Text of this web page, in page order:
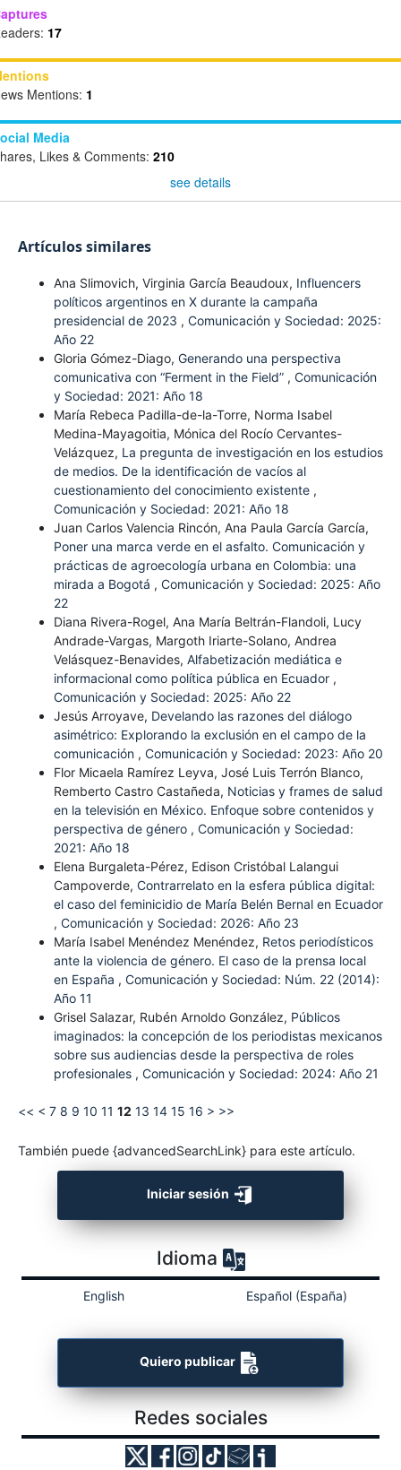
17
Mentions: 1
Media
Likes & Comments: 210
see details
Artículos similares
Ana Slimovich, Virginia García Beaudoux, Influencers
políticos argentinos en X durante la campaña
presidencial de 2023 , Comunicación y Sociedad: 2025:
Año 22
Gloria Gómez-Diago, Generando una perspectiva
comunicativa con “Ferment in the Field” , Comunicación
y Sociedad: 2021: Año 18
María Rebeca Padilla-de-la-Torre, Norma Isabel
Medina-Mayagoitia, Mónica del Rocío Cervantes-
Velázquez, La pregunta de investigación en los estudios
de medios. De la identificación de vacíos al
cuestionamiento del conocimiento existente ,
Comunicación y Sociedad: 2021: Año 18
Juan Carlos Valencia Rincón, Ana Paula García García,
Poner una marca verde en el asfalto. Comunicación y
prácticas de agroecología urbana en Colombia: una
mirada a Bogotá , Comunicación y Sociedad: 2025: Año
22
Diana Rivera-Rogel, Ana María Beltrán-Flandoli, Lucy
Andrade-Vargas, Margoth Iriarte-Solano, Andrea
Velásquez-Benavides, Alfabetización mediática e
informacional como política pública en Ecuador ,
Comunicación y Sociedad: 2025: Año 22
Jesús Arroyave, Develando las razones del diálogo
asimétrico: Explorando la exclusión en el campo de la
comunicación , Comunicación y Sociedad: 2023: Año 20
Flor Micaela Ramírez Leyva, José Luis Terrón Blanco,
Remberto Castro Castañeda, Noticias y frames de salud
en la televisión en México. Enfoque sobre contenidos y
perspectiva de género , Comunicación y Sociedad:
2021: Año 18
Elena Burgaleta-Pérez, Edison Cristóbal Lalangui
Campoverde, Contrarrelato en la esfera pública digital:
el caso del feminicidio de María Belén Bernal en Ecuador
, Comunicación y Sociedad: 2026: Año 23
María Isabel Menéndez Menéndez, Retos periodísticos
ante la violencia de género. El caso de la prensa local
en España , Comunicación y Sociedad: Núm. 22 (2014):
Año 11
Grisel Salazar, Rubén Arnoldo González, Públicos
imaginados: la concepción de los periodistas mexicanos
sobre sus audiencias desde la perspectiva de roles
profesionales , Comunicación y Sociedad: 2024: Año 21
<< < 7 8 9 10 11 12 13 14 15 16 > >>
También puede {advancedSearchLink} para este artículo.
Iniciar sesión
Idioma
English Español (España)
Quiero publicar
Redes sociales